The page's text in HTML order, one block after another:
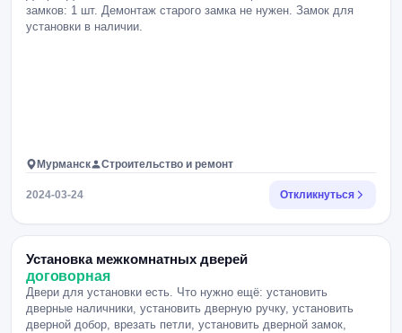
замков: 1 шт. Демонтаж старого замка не нужен. Замок для
установки в наличии.
Мурманск Строительство и ремонт
2024-03-24 Откликнуться
Установка межкомнатных дверей
договорная
Двери для установки есть. Что нужно ещё: установить
дверные наличники, установить дверную ручку, установить
дверной добор, врезать петли, установить дверной замок,